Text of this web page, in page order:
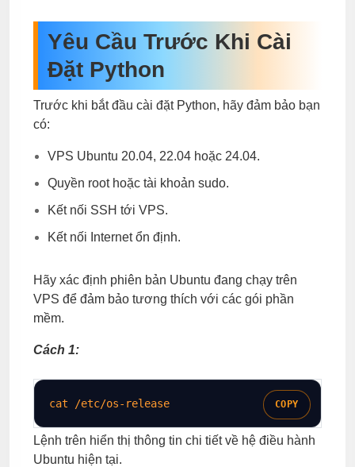
Yêu Cầu Trước Khi Cài
Đặt Python
Trước khi bắt đầu cài đặt Python, hãy đảm bảo bạn
có:
VPS Ubuntu 20.04, 22.04 hoặc 24.04.
Quyền root hoặc tài khoản sudo.
Kết nối SSH tới VPS.
Kết nối Internet ổn định.
Hãy xác định phiên bản Ubuntu đang chạy trên
VPS để đảm bảo tương thích với các gói phần
mềm.
Cách 1:
cat /etc/os-release COPY
Lệnh trên hiển thị thông tin chi tiết về hệ điều hành
Ubuntu hiện tại.